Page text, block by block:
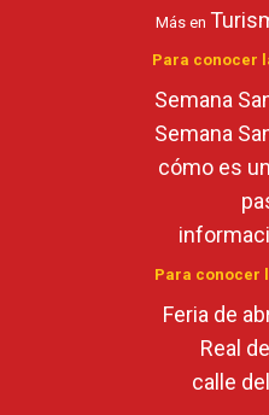
Más en
Para conocer
Semana
Semana
cómo es
Para conocer
Feria de
Real
calle